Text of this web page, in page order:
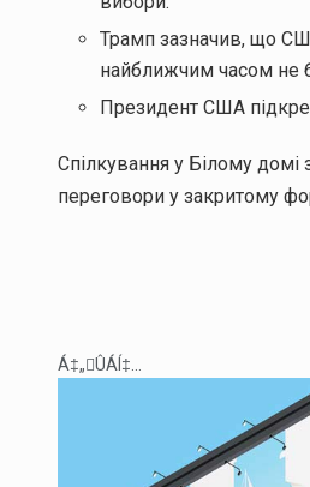
Трамп зазначив, що
найближчим часом не
Президент США
Спілкування у Білому
переговори у закритому
Á‡„ÛÁÍ‡...